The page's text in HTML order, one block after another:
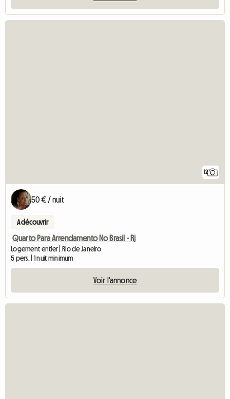
12
50 € / nuit
A découvrir
Quarto Para Arrendamento No Brasil - Rj
Logement entier | Rio de Janeiro
5 pers. | 1 nuit minimum
Voir l'annonce